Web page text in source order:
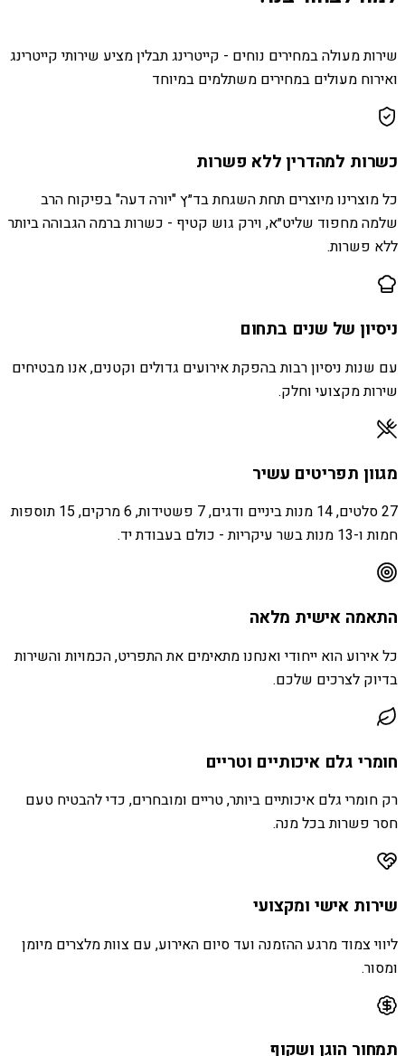
שירות מעולה במחירים נוחים - קייטרינג תבלין מציע שירותי קייטרינג
ואירוח מעולים במחירים משתלמים במיוחד
כשרות למהדרין ללא פשרות
כל מוצרינו מיוצרים תחת השגחת בד״ץ "יורה דעה" בפיקוח הרב
שלמה מחפוד שליט״א, וירק גוש קטיף - כשרות ברמה הגבוהה ביותר
ללא פשרות.
ניסיון של שנים בתחום
עם שנות ניסיון רבות בהפקת אירועים גדולים וקטנים, אנו מבטיחים
שירות מקצועי וחלק.
מגוון תפריטים עשיר
27 סלטים, 14 מנות ביניים ודגים, 7 פשטידות, 6 מרקים, 15 תוספות
חמות ו-13 מנות בשר עיקריות - כולם בעבודת יד.
התאמה אישית מלאה
כל אירוע הוא ייחודי ואנחנו מתאימים את התפריט, הכמויות והשירות
בדיוק לצרכים שלכם.
חומרי גלם איכותיים וטריים
רק חומרי גלם איכותיים ביותר, טריים ומובחרים, כדי להבטיח טעם
חסר פשרות בכל מנה.
שירות אישי ומקצועי
ליווי צמוד מרגע ההזמנה ועד סיום האירוע, עם צוות מלצרים מיומן
ומסור.
תמחור הוגן ושקוף